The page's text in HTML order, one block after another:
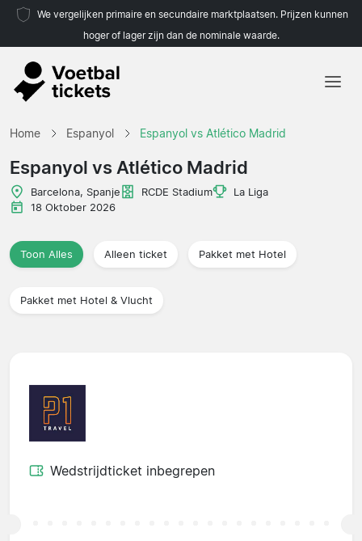
We vergelijken primaire en secundaire marktplaatsen. Prijzen kunnen
hoger of lager zijn dan de nominale waarde.
Home Espanyol Espanyol vs Atlético Madrid
Espanyol vs Atlético Madrid
Barcelona, Spanje RCDE Stadium
La Liga
18 Oktober 2026
Toon Alles Alleen ticket Pakket met Hotel
Pakket met Hotel & Vlucht
Wedstrijdticket inbegrepen